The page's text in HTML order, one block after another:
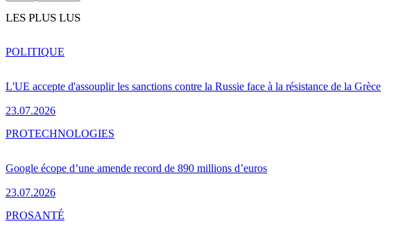
LES PLUS LUS
L'UE accepte d'assouplir les sanctions contre la Russie face à la résistance de la Grèce
23.07.2026
POLITIQUE
Google écope d’une amende record de 890 millions d’euros
23.07.2026
PROTECHNOLOGIES
PROSANTÉ